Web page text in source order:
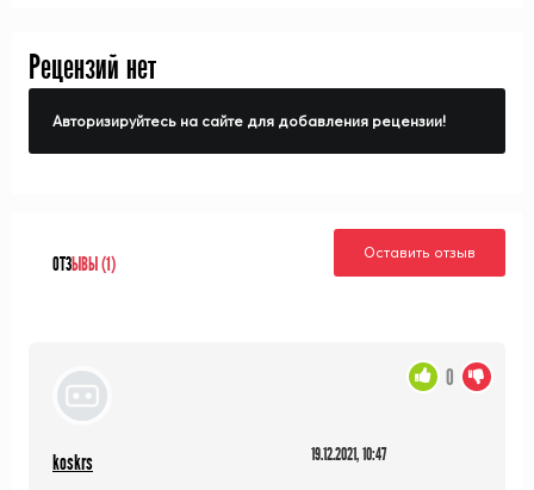
Рецензий нет
Авторизируйтесь на сайте для добавления рецензии!
ОТЗЫВЫ (1)
Оставить отзыв
koskrs 19.12.2021, 10:47
0